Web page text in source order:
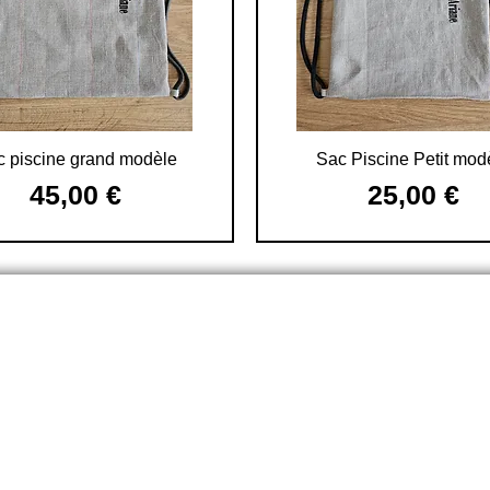
Schnellansicht
piscine grand modèle
Preis
45,00 €
Schnellansicht
Sac Piscine Petit
Preis
25,00 €